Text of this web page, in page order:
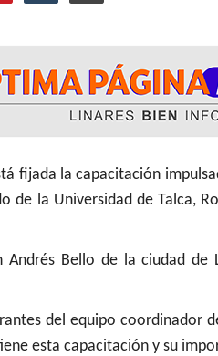
capacitación impulsada
de la Universidad de Talca,
Bello de la ciudad de
del equipo coordinador
esta capacitación y su
de
y autoridades
Llega el
El profesor,
Méndez